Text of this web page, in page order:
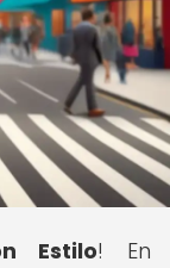
Estilo! En